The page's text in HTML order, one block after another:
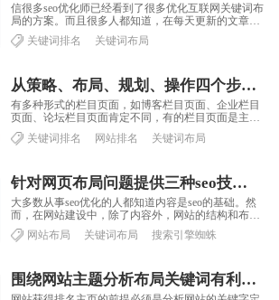
信很多seo优化师已经看到了很多优化互联网关键词布
局的方案。而且很多人都知道，在每天更新的文章
中，有几个关键词应该适当的出现，关键词应该出
现......关键词排名 关键词布局
从策略、布局、规划、操作四个步骤改善网站栏目页排名
有多种形式的栏目页面，如博客栏目页面、企业栏目
页面、论坛栏目页面肯定不同，有的栏目页面是主题
的形式，有的栏目页面是文本或链接的形式，栏目页
面......关键词排名 网站排名 关键词布局
针对网页布局问题提供三种seo技术，增加搜索引擎蜘蛛对页面的辨别
大多数从事seo优化的人都知道内容是seo的基础。然
而，在网站建设中，除了内容外，网站的结构和布局
也非常重要。良好的网站布局可以使搜索引擎更......
网站布局 关键词布局 搜索引擎蜘蛛
围绕网站主题分析布局关键词有利于网站首页排名